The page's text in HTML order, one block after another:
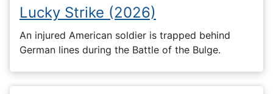
Lucky Strike (2026)
An injured American soldier is trapped behind
German lines during the Battle of the Bulge.